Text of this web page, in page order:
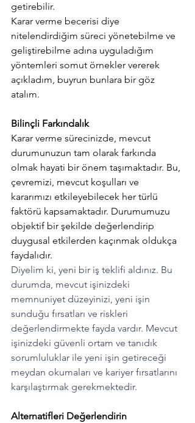
getirebilir.
Karar verme becerisi diye
nitelendirdiğim süreci yönetebilme ve
geliştirebilme adına uyguladığım
yöntemleri somut örnekler vererek
açıkladım, buyrun bunlara bir göz
atalım.
Bilinçli Farkındalık
Karar verme sürecinizde, mevcut
durumunuzun tam olarak farkında
olmak hayati bir önem taşımaktadır. Bu,
çevremizi, mevcut koşulları ve
kararımızı etkileyebilecek her türlü
faktörü kapsamaktadır. Durumumuzu
objektif bir şekilde değerlendirip
duygusal etkilerden kaçınmak oldukça
faydalıdır.
Diyelim ki, yeni bir iş teklifi aldınız. Bu
durumda, mevcut işinizdeki
memnuniyet düzeyinizi, yeni işin
sunduğu fırsatları ve riskleri
değerlendirmekte fayda vardır. Mevcut
işinizdeki güvenli ortam ve tanıdık
sorumluluklar ile yeni işin getireceği
meydan okumaları ve kariyer fırsatlarını
karşılaştırmak gerekmektedir.
Alternatifleri Değerlendirin